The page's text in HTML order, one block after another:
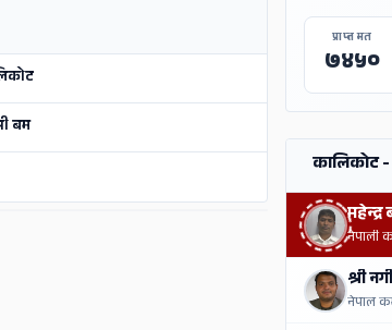
बम
प्राप्त मत
७४५०
कालिकोट
महेन्द्र
नेपाली
श्री
नेपाल